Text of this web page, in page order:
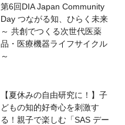
第6回DIA Japan Community
Day つながる知、ひらく未来
～ 共創でつくる次世代医薬
品・医療機器ライフサイクル
～
【夏休みの自由研究に！】子
どもの知的好奇心を刺激す
る！親子で楽しむ「SAS デー